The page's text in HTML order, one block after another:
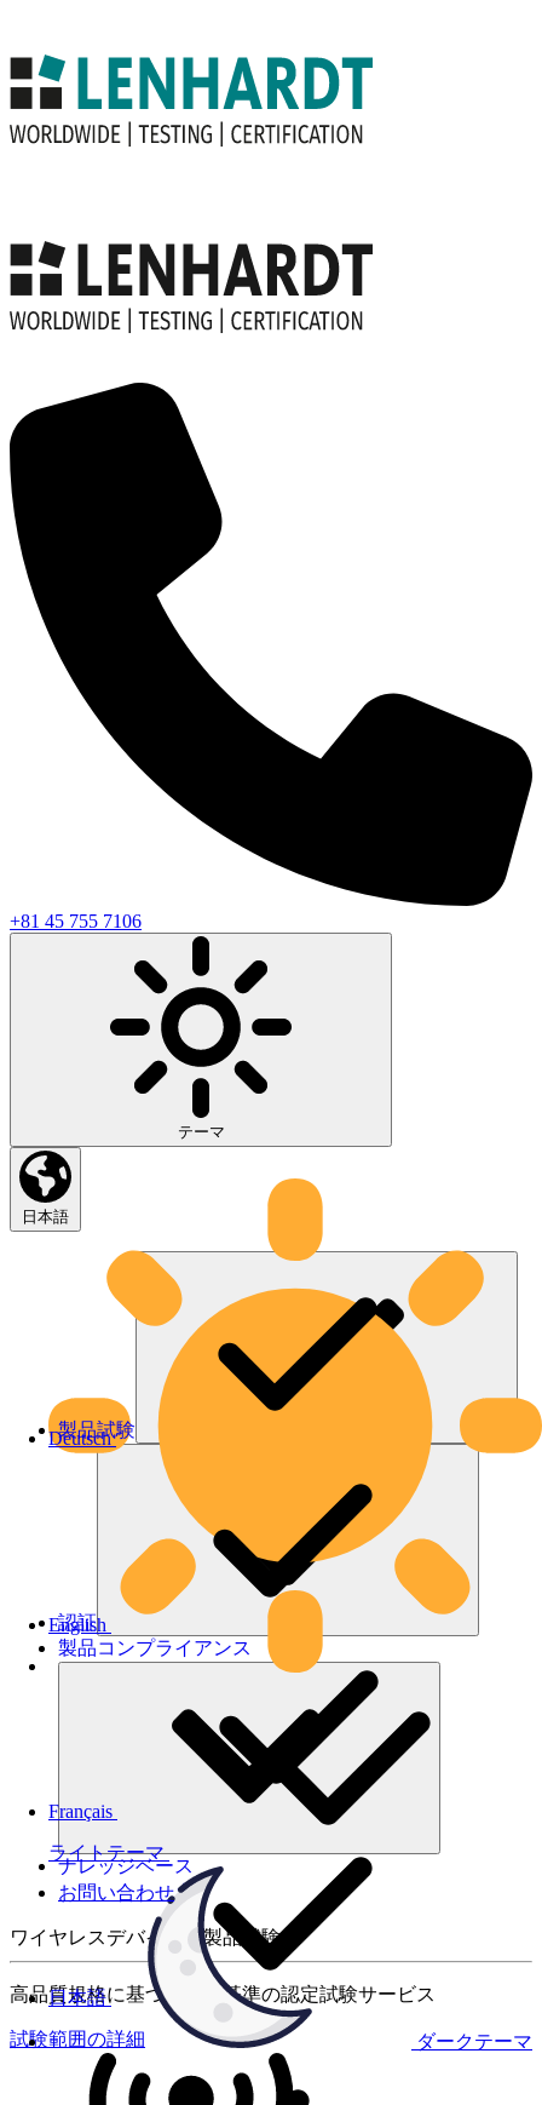
+81 45 755 7106
テーマ
ライトテーマ
ダークテーマ
日本語
Deutsch
English
Français
日本語
製品試験
認証
製品コンプライアンス
ナレッジベース
お問い合わせ
ワイヤレスデバイスの製品試験
高品質規格に基づく国際基準の認定試験サービス
試験範囲の詳細